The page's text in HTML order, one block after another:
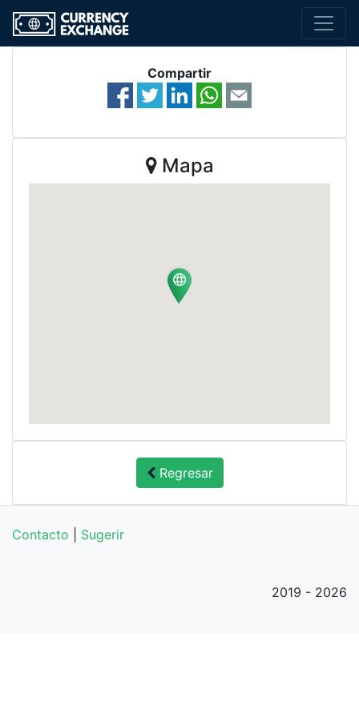
Compartir
Mapa
Regresar
Contacto Sugerir
2019 - 2026